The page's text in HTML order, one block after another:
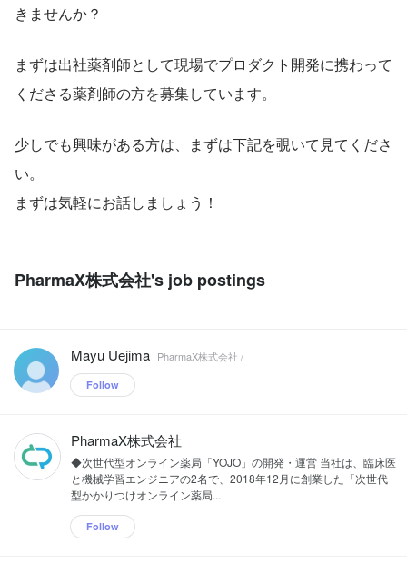
きませんか？
まずは出社薬剤師として現場でプロダクト開発に携わって
くださる薬剤師の方を募集しています。
少しでも興味がある方は、まずは下記を覗いて見てくださ
い。
まずは気軽にお話しましょう！
PharmaX株式会社's job postings
Mayu Uejima PharmaX株式会社 /
Follow
PharmaX株式会社
◆次世代型オンライン薬局「YOJO」の開発・運営 当社は、臨床医
と機械学習エンジニアの2名で、2018年12月に創業した「次世代
型かかりつけオンライン薬局...
Follow